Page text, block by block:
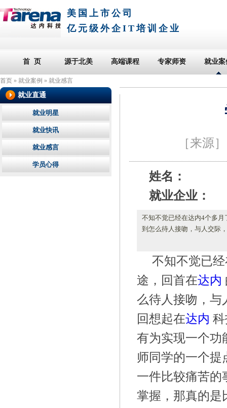
美国上市公司
亿元级外企IT培训企业
首 页 源于北美 高端课程 专家师资 就业案
首页 » 就业案例 » 就业感言
［来源
姓名：
就业企业：
不知不觉已经在达内4个多
到怎么待人接吻，与人交际
不知不觉已
途，回首在达内
么待人接吻，与
回想起在达内
有为实现一个功
师同学的一个提
一件比较痛苦的
掌握，那真的是
就业直通
就业明星
就业快讯
就业感言
学员心得